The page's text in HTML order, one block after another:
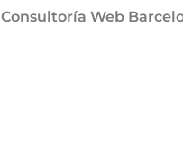
Consultoría Web